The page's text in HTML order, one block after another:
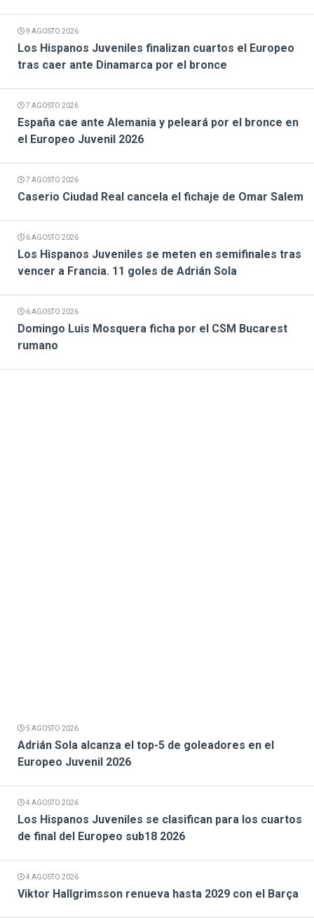
9 AGOSTO 2026
Los Hispanos Juveniles finalizan cuartos el Europeo
tras caer ante Dinamarca por el bronce
7 AGOSTO 2026
España cae ante Alemania y peleará por el bronce en
el Europeo Juvenil 2026
7 AGOSTO 2026
Caserio Ciudad Real cancela el fichaje de Omar Salem
6 AGOSTO 2026
Los Hispanos Juveniles se meten en semifinales tras
vencer a Francia. 11 goles de Adrián Sola
6 AGOSTO 2026
Domingo Luis Mosquera ficha por el CSM Bucarest
rumano
5 AGOSTO 2026
Adrián Sola alcanza el top-5 de goleadores en el
Europeo Juvenil 2026
4 AGOSTO 2026
Los Hispanos Juveniles se clasifican para los cuartos
de final del Europeo sub18 2026
4 AGOSTO 2026
Viktor Hallgrimsson renueva hasta 2029 con el Barça